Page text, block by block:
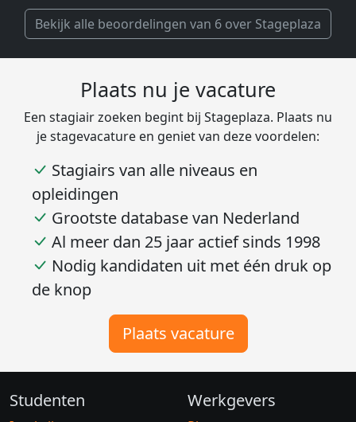
Harald, Head of Shared Service Center bij
VION Food Netherlands
Plaats nu je vacature
Een stagiair zoeken begint bij Stageplaza. Plaats nu
je stagevacature en geniet van deze voordelen:
Stagiairs van alle niveaus en
opleidingen
Grootste database van Nederland
Al meer dan 25 jaar actief sinds 1998
Plaats vacature